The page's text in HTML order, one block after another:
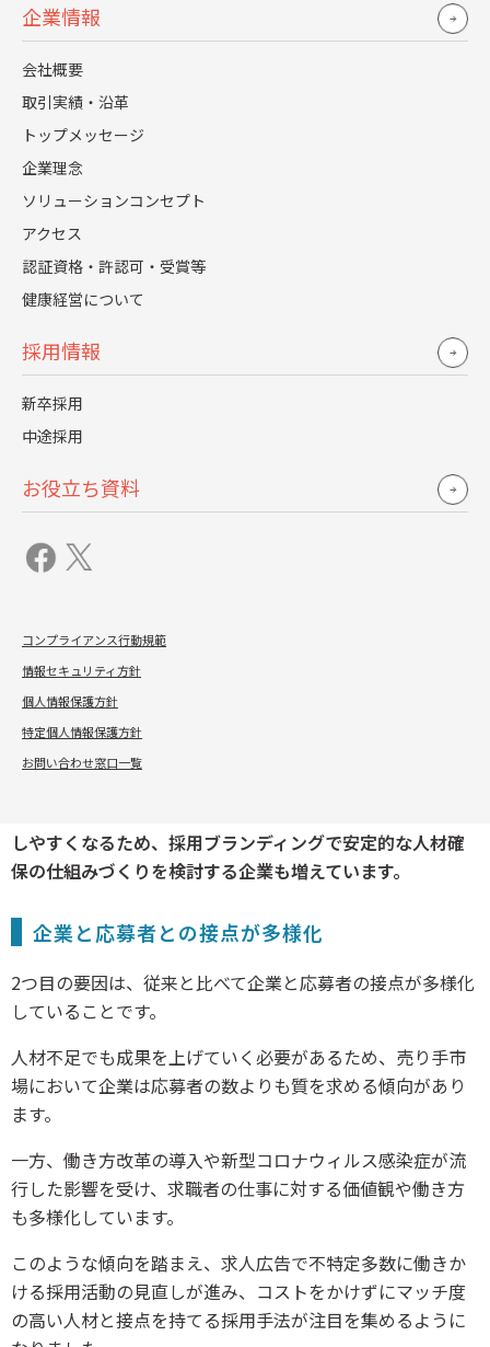
企業情報
会社概要
取引実績・沿革
トップメッセージ
企業理念
ソリューションコンセプト
アクセス
認証資格・許認可・受賞等
健康経営について
採用情報
新卒採用
中途採用
お役立ち資料
コンプライアンス行動規範
情報セキュリティ方針
個人情報保護方針
特定個人情報保護方針
お問い合わせ窓口一覧
採用活動におけるブランディングはなぜ注目され、導入す
る企業が増えているのでしょうか。
採用ブランディングが注目されるようになった背景につい
て、4つの要因から解説します。
人手不足の深刻化
企業と応募者との接点が多様化
採用ミスマッチの多発
人手不足の深刻化
1つ目の要因は、労働力の減少により企業間の人材獲得競争
少子高齢化により生産年齢人口は減少の一途をたどり、労
買い手市場において有効だった採用手法では人材確保が難
た。
このような背景において、優秀な人材に応募してもらい、
最終的に選ばれる企業になるために、採用ブランディング
の方法論や手法が注目されています。
しやすくなるため、採用ブランディングで安定的な人材確
保の仕組みづくりを検討する企業も増えています。
企業と応募者との接点が多様化
2つ目の要因は、従来と比べて企業と応募者の接点が多様化
していることです。
人材不足でも成果を上げていく必要があるため、売り手市
場において企業は応募者の数よりも質を求める傾向があり
ます。
一方、働き方改革の導入や新型コロナウィルス感染症が流
行した影響を受け、求職者の仕事に対する価値観や働き方
も多様化しています。
このような傾向を踏まえ、求人広告で不特定多数に働きか
ける採用活動の見直しが進み、コストをかけずにマッチ度
の高い人材と接点を持てる採用手法が注目を集めるように